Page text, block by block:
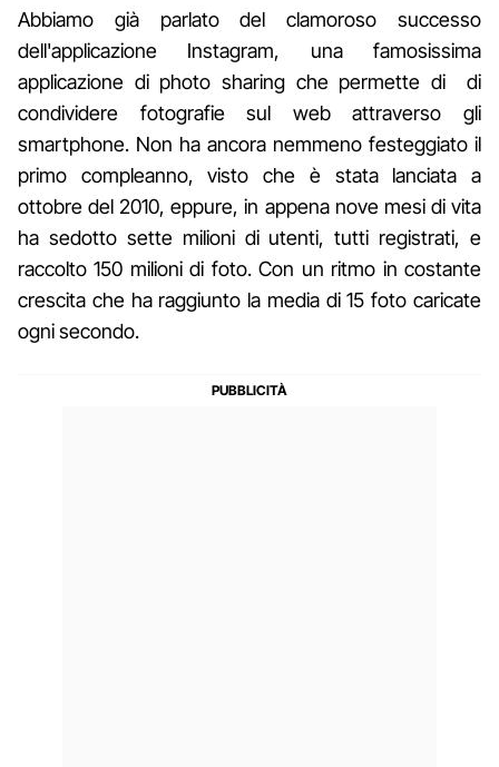
Abbiamo già parlato del clamoroso successo
dell'applicazione Instagram, una famosissima
applicazione di photo sharing che permette di di
condividere fotografie sul web attraverso gli
smartphone. Non ha ancora nemmeno festeggiato il
primo compleanno, visto che è stata lanciata a
ottobre del 2010, eppure, in appena nove mesi di vita
ha sedotto sette milioni di utenti, tutti registrati, e
raccolto 150 milioni di foto. Con un ritmo in costante
crescita che ha raggiunto la media di 15 foto caricate
ogni secondo.